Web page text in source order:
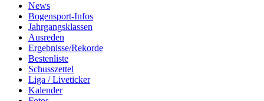
News
Bogensport-Infos
Jahrgangsklassen
Ausreden
Ergebnisse/Rekorde
Bestenliste
Schusszettel
Liga / Liveticker
Kalender